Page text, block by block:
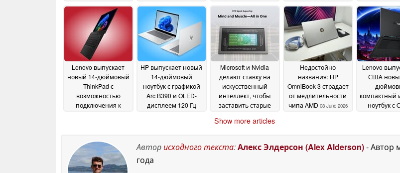
консольных игр и
игр для x86 15 June 2026
09 June
2026
09 June 2026
Lenovo Yoga
возникает
08 June
Lenovo выпускает
новый 14-дюймовый
ThinkPad с
возможностью
подключения к
HP выпускает новый
14-дюймовый
ноутбук с графикой
Arc B390 и OLED-
дисплеем 120 Гц
Microsoft и Nvidia
делают ставку на
искусственный
интеллект, чтобы
заставить старые
Windows работать
следующего
поколения RTX Spark
Недостойно
названия: HP
OmniBook 3 страдает
от медлительности
чипа AMD 08 June 2026
Lenovo
США
компактный
ноутбук с
Show more articles
Авторисходного текста:Алекс Элдерсон (Alex Alderson)- Автор
года